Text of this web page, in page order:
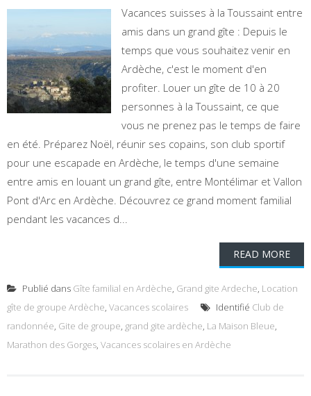
Vacances suisses à la Toussaint entre
amis dans un grand gîte : Depuis le
temps que vous souhaitez venir en
Ardèche, c'est le moment d'en
profiter. Louer un gîte de 10 à 20
personnes à la Toussaint, ce que
vous ne prenez pas le temps de faire
en été. Préparez Noël, réunir ses copains, son club sportif
pour une escapade en Ardèche, le temps d'une semaine
entre amis en louant un grand gîte, entre Montélimar et Vallon
Pont d'Arc en Ardèche. Découvrez ce grand moment familial
pendant les vacances d...
READ MORE
Publié dans Gîte familial en Ardèche, Grand gite Ardeche, Location
gîte de groupe Ardèche, Vacances scolaires Identifié Club de
randonnée, Gite de groupe, grand gite ardèche, La Maison Bleue,
Marathon des Gorges, Vacances scolaires en Ardèche